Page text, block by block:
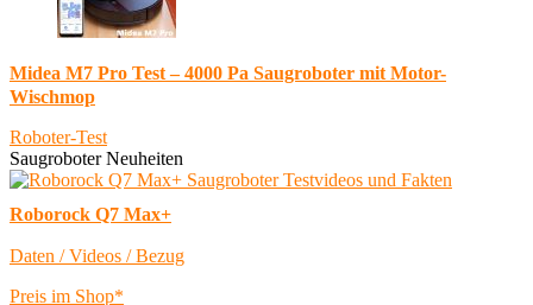
Midea M7 Pro Test – 4000 Pa Saugroboter mit Motor-
Wischmop
Roboter-Test
Saugroboter Neuheiten
Roborock Q7 Max+
Daten / Videos / Bezug
Preis im Shop*